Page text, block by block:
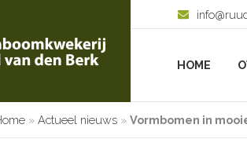
HOME
» Actueel nieuws » Vormbomen in